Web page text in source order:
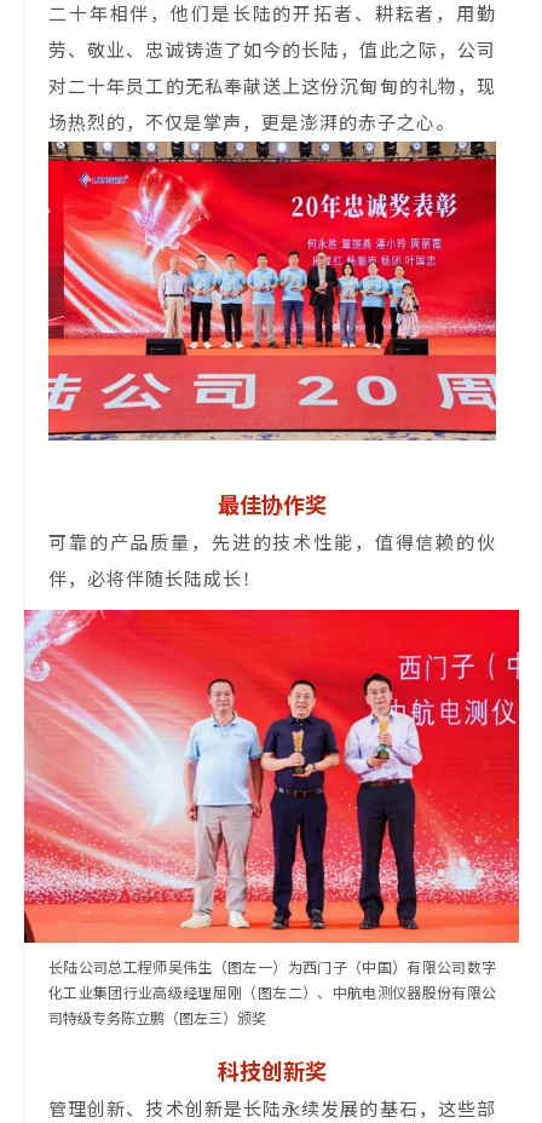
二十年相伴，他们是长陆的开拓者、耕耘者，用勤
劳、敬业、忠诚铸造了如今的长陆，值此之际，公司
对二十年员工的无私奉献送上这份沉甸甸的礼物，现
场热烈的，不仅是掌声，更是澎湃的赤子之心。
最佳协作奖
可靠的产品质量，先进的技术性能，值得信赖的伙
伴，必将伴随长陆成长！
长陆公司总工程师吴伟生（图左一）为西门子（中国）有限公司数字
化工业集团行业高级经理屈刚（图左二）、中航电测仪器股份有限公
司特级专务陈立鹏（图左三）颁奖
科技创新奖
管理创新、技术创新是长陆永续发展的基石，这些部